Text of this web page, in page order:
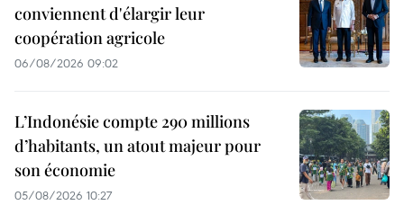
conviennent d'élargir leur
coopération agricole
06/08/2026 09:02
L’Indonésie compte 290 millions
d’habitants, un atout majeur pour
son économie
05/08/2026 10:27